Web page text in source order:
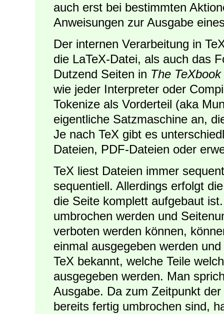
auch erst bei bestimmten
Anweisungen zur Ausgabe
Der internen Verarbeitung in
die LaTeX-Datei, als auch das
Dutzend Seiten in The TeXbook
wie jeder Interpreter oder
Tokenize als Vorderteil (aka
eigentliche Satzmaschine an,
Je nach TeX gibt es
Dateien, PDF-Dateien oder
TeX liest Dateien immer
sequentiell. Allerdings erfolgt
die Seite komplett aufgebaut
umbrochen werden und
verboten werden können,
einmal ausgegeben werden
TeX bekannt, welche Teile
ausgegeben werden. Man
Ausgabe. Da zum Zeitpunkt
bereits fertig umbrochen sind,